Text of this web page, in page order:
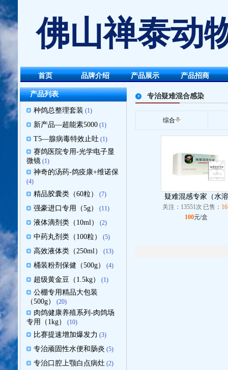
佛山禅泰动
首页 品牌介绍 产品展示 产品招商
产品列表
种鸽总整理套装 (1)
新产品—超能素5000 (1)
T5—腺病毒特效止吐 (1)
赛鸽医院专用-光学电子显
微镜 (1)
神奇的汤药-鸽疫康+维诺保
(4)
精品胶囊类（60粒） (7)
强豪进口专用（5g） (11)
液体滴剂类（10ml） (2)
中药丸剂类（100粒） (5)
高效液体类（250ml） (13)
桶装粉剂保健（500g） (4)
超级黄金豆（1.5kg） (1)
公棚专用精品大包装
（500g）
(20)
肉鸽健康养殖系列-肉鸽场
专用（1kg）
(10)
比赛提速增加爆发力 (3)
专治顽固性水便和肠炎 (5)
专治口腔上颚白点病灶 (2)
专治疑难混合感染
综合
疑难混感专家（水溶
关注：13551次 已售：
100元/盒